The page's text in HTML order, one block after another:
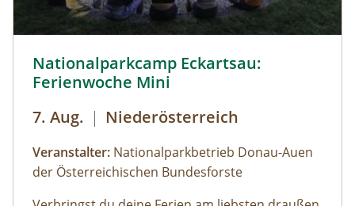
Nationalparkcamp Eckartsau:
Ferienwoche Mini
7. Aug. | Niederösterreich
Veranstalter: Nationalparkbetrieb Donau-Auen
der Österreichischen Bundesforste